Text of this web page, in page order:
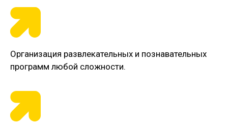
Организация развлекательных и познавательных
программ любой сложности.